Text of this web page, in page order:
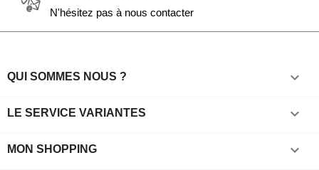
N'hésitez pas à nous contacter
QUI SOMMES NOUS ? 
LE SERVICE VARIANTES 
MON SHOPPING 